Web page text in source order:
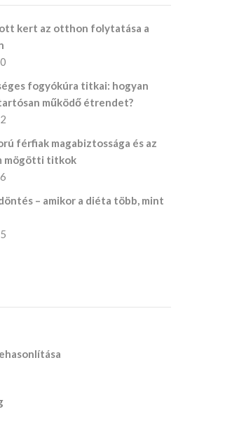
kert az otthon folytatása a
fogyókúra titkai: hogyan
működő étrendet?
férfiak magabiztossága és az
mögötti titkok
– amikor a diéta több, mint